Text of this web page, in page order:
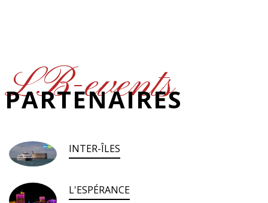
LB-events
PARTENAIRES
INTER-ÎLES
L'ESPÉRANCE